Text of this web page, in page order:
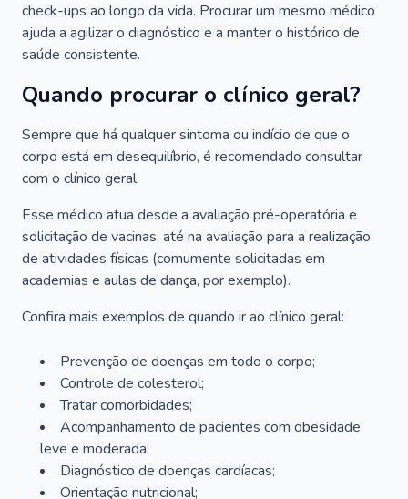
check-ups ao longo da vida. Procurar um mesmo médico
ajuda a agilizar o diagnóstico e a manter o histórico de
saúde consistente.
Quando procurar o clínico geral?
Sempre que há qualquer sintoma ou indício de que o
corpo está em desequilíbrio, é recomendado consultar
com o clínico geral.
Esse médico atua desde a avaliação pré-operatória e
solicitação de vacinas, até na avaliação para a realização
de atividades físicas (comumente solicitadas em
academias e aulas de dança, por exemplo).
Confira mais exemplos de quando ir ao clínico geral:
Prevenção de doenças em todo o corpo;
Controle de colesterol;
Tratar comorbidades;
Acompanhamento de pacientes com obesidade
leve e moderada;
Diagnóstico de doenças cardíacas;
Orientação nutricional;